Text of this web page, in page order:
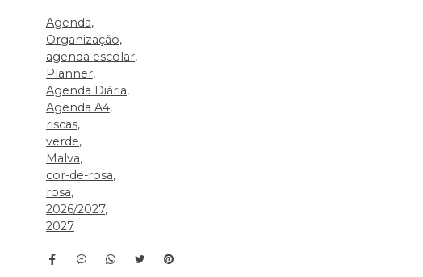
Agenda
Organização
agenda escolar
Planner
Agenda Diária
Agenda A4
riscas
verde
Malva
cor-de-rosa
rosa
2026/2027
2027